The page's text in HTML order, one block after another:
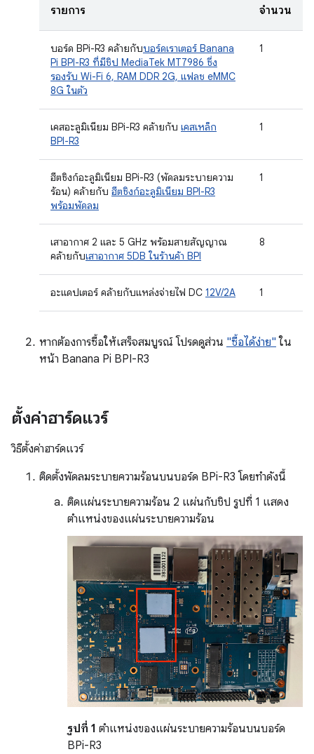
รายการ จำนวน
บอร์ด BPi-R3 คล้ายกับบอร์ดเราเตอร์ Banana
Pi BPI-R3 ที่มีชิป MediaTek MT7986 ซึ่ง
รองรับ Wi-Fi 6, RAM DDR 2G, แฟลช eMMC
8G ในตัว
1
เคสอะลูมิเนียม BPi-R3 คล้ายกับ เคสเหล็ก
BPI-R3
1
ฮีตซิงก์อะลูมิเนียม BPi-R3 (พัดลมระบายความ
ร้อน) คล้ายกับ ฮีตซิงก์อะลูมิเนียม BPI-R3
พร้อมพัดลม
1
เสาอากาศ 2 และ 5 GHz พร้อมสายสัญญาณ
คล้ายกับเสาอากาศ 5DB ในร้านค้า BPI
8
อะแดปเตอร์ คล้ายกับแหล่งจ่ายไฟ DC 12V/2A 1
หากต้องการซื้อให้เสร็จสมบูรณ์ โปรดดูส่วน "ซื้อได้ง่าย" ใน
หน้า Banana Pi BPI-R3
ตั้งค่าฮาร์ดแวร์
วิธีตั้งค่าฮาร์ดแวร์
ติดตั้งพัดลมระบายความร้อนบนบอร์ด BPi-R3 โดยทำดังนี้
ติดแผ่นระบายความร้อน 2 แผ่นกับชิป รูปที่ 1 แสดง
ตำแหน่งของแผ่นระบายความร้อน
รูปที่ 1 ตำแหน่งของแผ่นระบายความร้อนบนบอร์ด
BPi-R3